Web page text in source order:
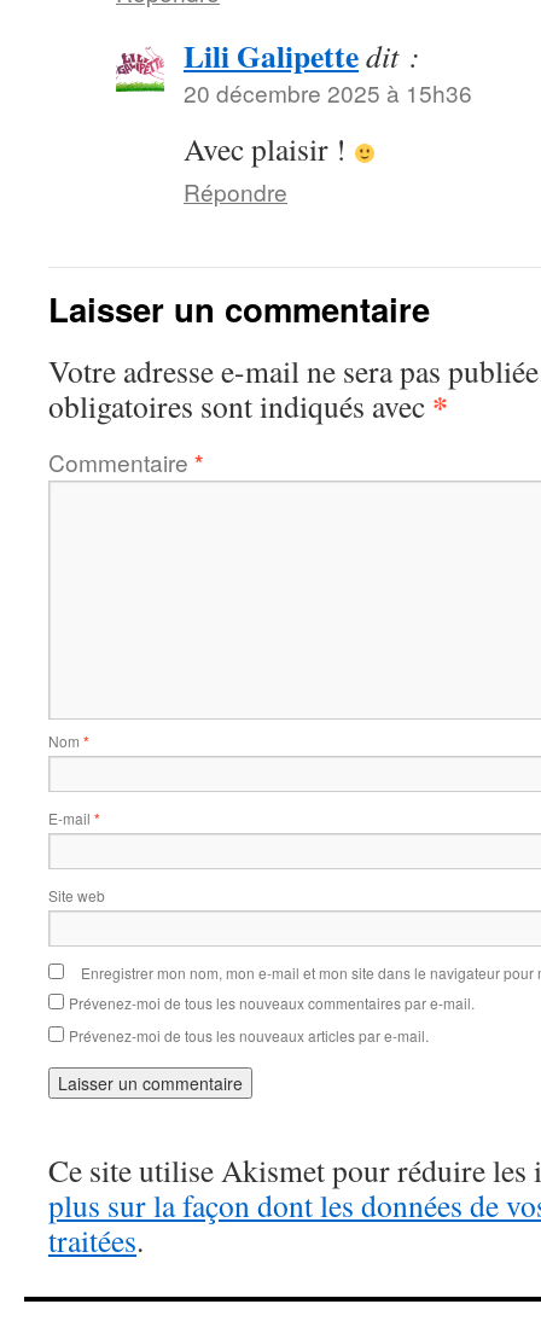
Lili Galipettedit :
20 décembre 2025 à 15h36
Avec plaisir !
Répondre
Laisser un commentaire
Votre adresse e-mail ne sera pas
obligatoires sont indiqués avec *
Commentaire *
Nom *
E-mail *
Site web
Enregistrer mon nom, mon e-mail et mon site dans le navigateur
Prévenez-moi de tous les nouveaux commentaires par e-mail.
Prévenez-moi de tous les nouveaux articles par e-mail.
Ce site utilise Akismet pour réduire les
plus sur la façon dont les données de
traitées.